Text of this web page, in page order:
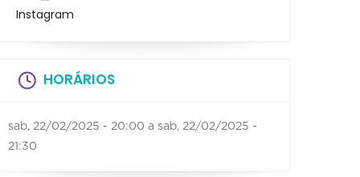
Instagram
HORÁRIOS
sab, 22/02/2025 - 20:00 a sab, 22/02/2025 -
21:30